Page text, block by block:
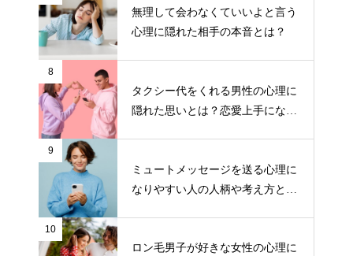
無理して会わなくていいよと言う
心理に隠れた相手の本音とは？
8
タクシー代をくれる男性の心理に
隠れた思いとは？恋愛上手になる
9
ミュートメッセージを送る心理に
なりやすい人の人柄や考え方と
10
ロン毛男子が好きな女性の心理に